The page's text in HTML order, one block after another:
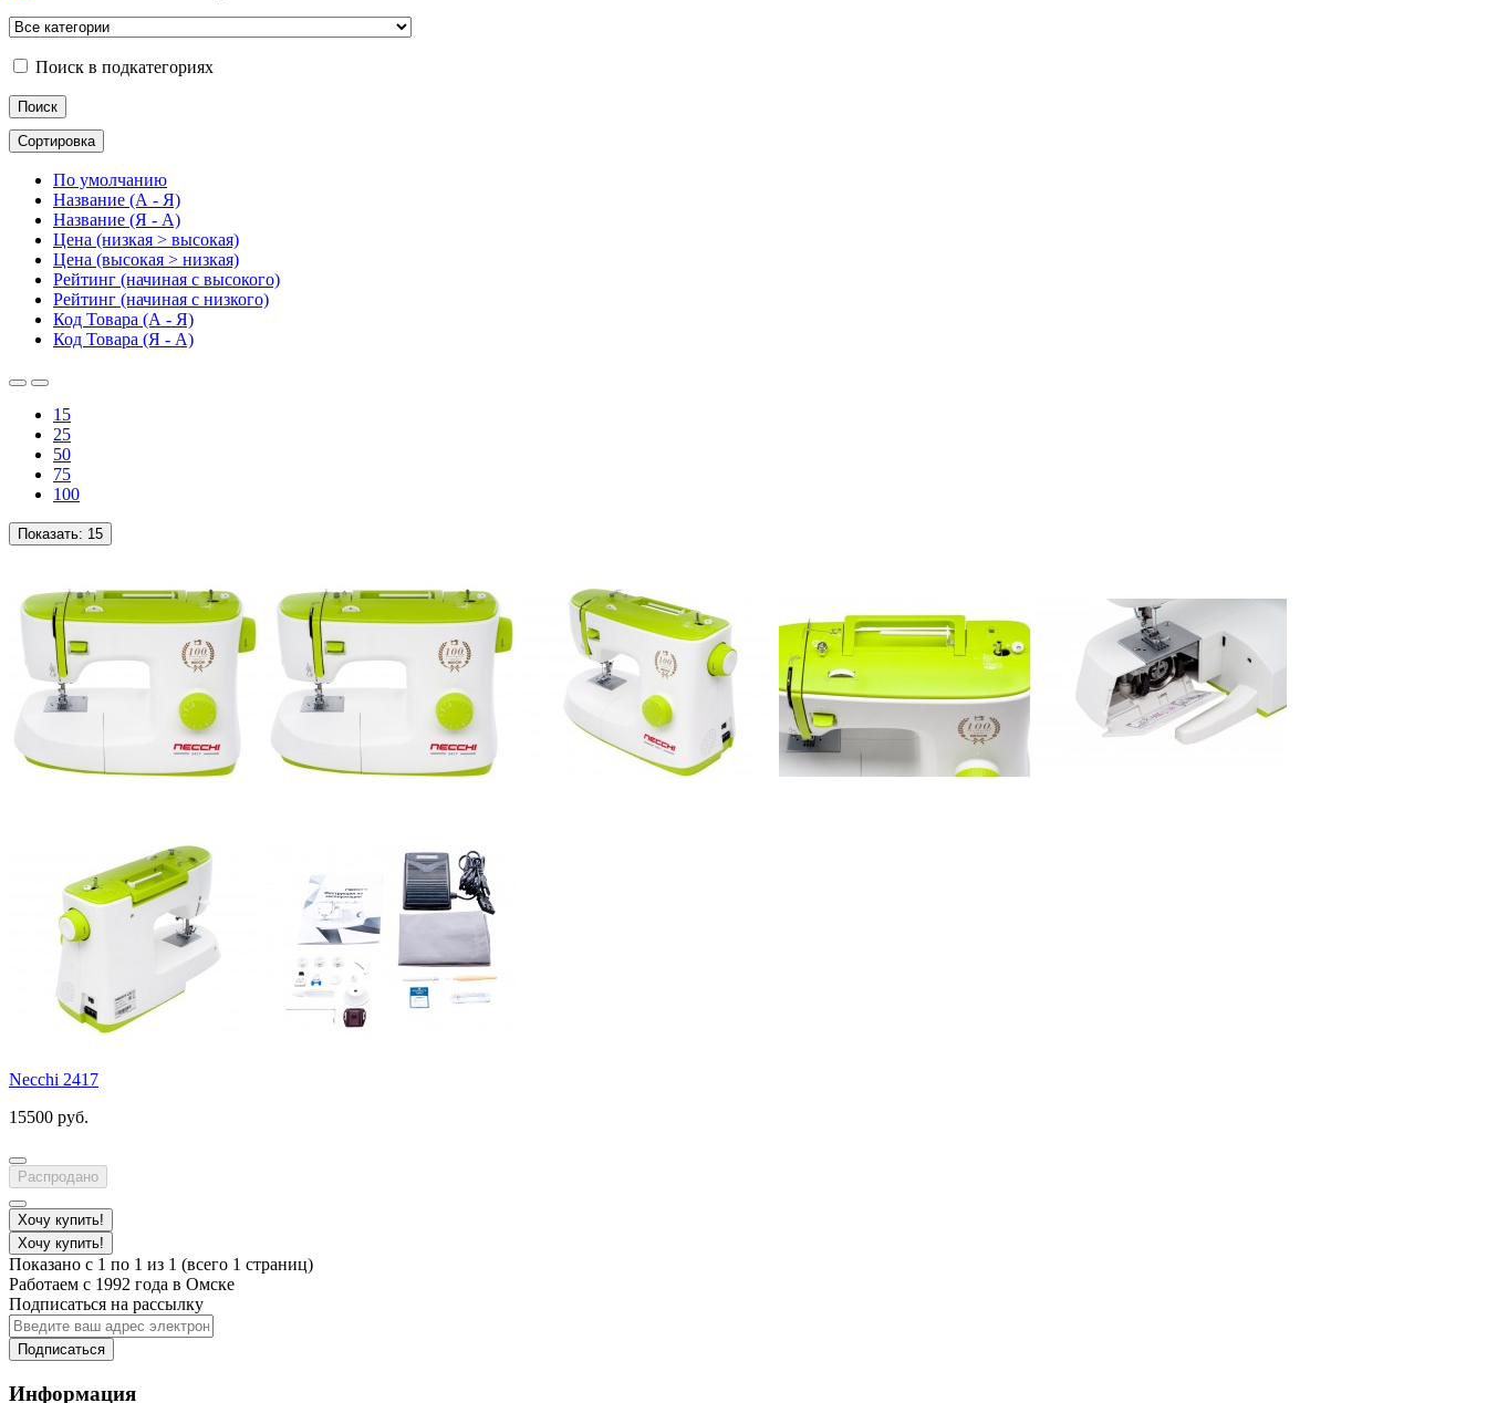
Поиск в подкатегориях
Сортировка
По умолчанию
Название (А - Я)
Название (Я - А)
Цена (низкая > высокая)
Цена (высокая > низкая)
Рейтинг (начиная с высокого)
Рейтинг (начиная с низкого)
Код Товара (А - Я)
Код Товара (Я - А)
15
25
50
75
100
Показать: 15
Necchi 2417
15500 руб.
Распродано
Хочу купить!
Хочу купить!
Показано с 1 по 1 из 1 (всего 1 страниц)
Работаем с 1992 года в Омске
Подписаться на рассылку
Подписаться
Информация